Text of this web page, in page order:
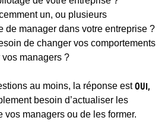
un, ou plusieurs
de manager dans votre entreprise ?
de changer vos comportements
managers ?
au moins, la réponse estOUI,
besoin d’actualiser les
vos managers ou de les former.